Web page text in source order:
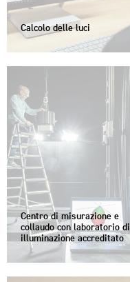
Calcolo delle luci
Centro di misurazione e
collaudo con laboratorio di
illuminazione accreditato